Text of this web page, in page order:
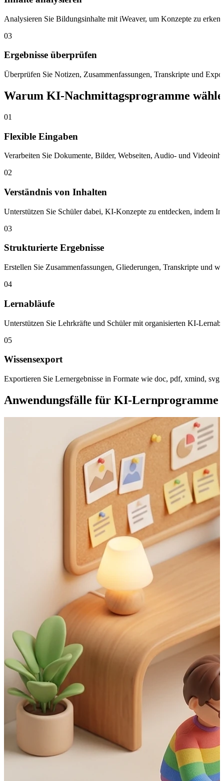
Analysieren Sie Bildungsinhalte mit iWeaver, um Konzepte zu
03
Ergebnisse überprüfen
Überprüfen Sie Notizen, Zusammenfassungen, Transkripte und
Warum KI-Nachmittagsprogramme
01
Flexible Eingaben
Verarbeiten Sie Dokumente, Bilder, Webseiten, Audio- und
02
Verständnis von Inhalten
Unterstützen Sie Schüler dabei, KI-Konzepte zu entdecken, indem
03
Strukturierte Ergebnisse
Erstellen Sie Zusammenfassungen, Gliederungen, Transkripte und
04
Lernabläufe
Unterstützen Sie Lehrkräfte und Schüler mit organisierten KI-
05
Wissensexport
Exportieren Sie Lernergebnisse in Formate wie doc, pdf, xmind,
Anwendungsfälle für KI-Lernprogramme